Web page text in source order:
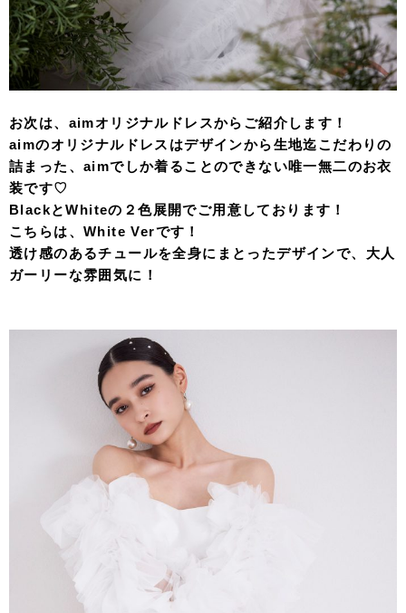
お次は、aimオリジナルドレスからご紹介します！
aimのオリジナルドレスはデザインから生地迄こだわりの
詰まった、aimでしか着ることのできない唯一無二のお衣
装です♡
BlackとWhiteの２色展開でご用意しております！
こちらは、White Verです！
透け感のあるチュールを全身にまとったデザインで、大人
ガーリーな雰囲気に！